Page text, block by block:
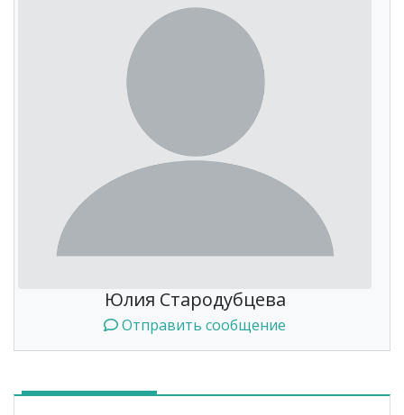
Юлия Стародубцева
Отправить сообщение